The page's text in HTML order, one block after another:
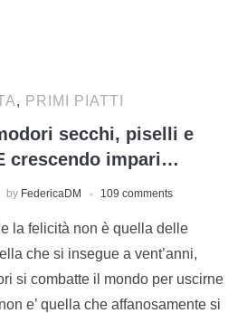
, PRIMI PIATTI
secchi, piselli e
crescendo impari…
by FedericaDM 109 comments
la felicità non è quella delle
che si insegue a vent’anni,
si combatte il mondo per uscirne
e’ quella che affanosamente si